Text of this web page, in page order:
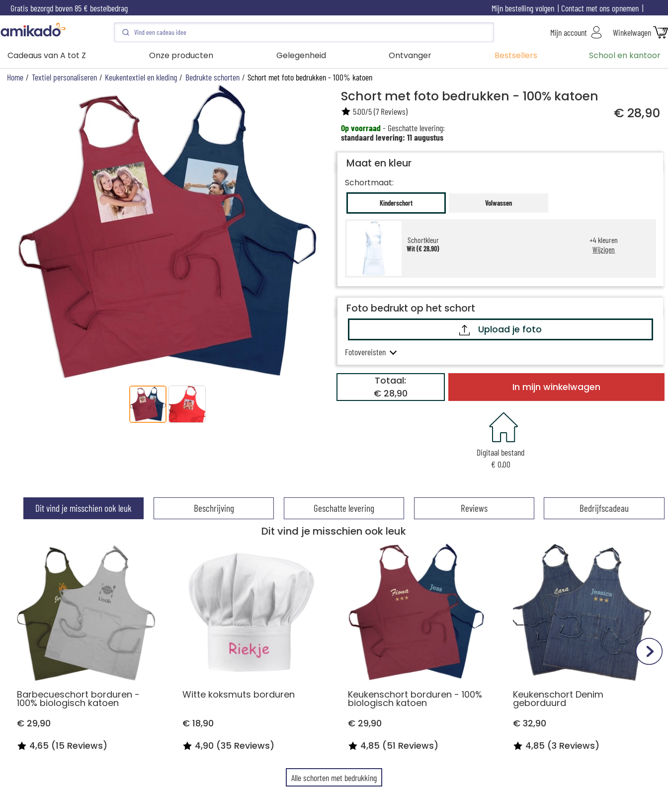
Gratis bezorgd boven 85 € bestelbedrag Contact met ons opnemen
Mijn bestelling volgen
Mijn account Winkelwagen
Cadeaus van A tot Z Onze producten Gelegenheid Ontvanger Bestsellers School en kantoor
Home / Textiel personaliseren / Keukentextiel en kleding / Bedrukte schorten / Schort met foto bedrukken - 100% katoen
Schort met foto bedrukken - 100% katoen
€ 28,90
Op voorraad- Geschatte levering:
standaard levering: 11 augustus
5.00/5(7Reviews)
Maat en kleur
Schortmaat:
Kinderschort Volwassen
Schortkleur
Wit (€ 28,90)
+4 kleuren
Wijzigen
Foto bedrukt op het schort
Upload je foto
Fotovereisten
Totaal:
€ 28,90
In mijn winkelwagen
Digitaal bestand
€ 0,00
Dit vind je misschien ook leuk Beschrijving Geschatte levering Reviews Bedrijfscadeau
Dit vind je misschien ook leuk
Barbecueschort borduren -
100% biologisch katoen
€ 29,90
4,65 (15 Reviews)
Witte koksmuts borduren
€ 18,90
4,90 (35 Reviews)
Keukenschort borduren - 100%
biologisch katoen
€ 29,90
4,85 (51 Reviews)
Keukenschort Denim
geborduurd
€ 32,90
4,85 (3 Reviews)
Alle schorten met bedrukking